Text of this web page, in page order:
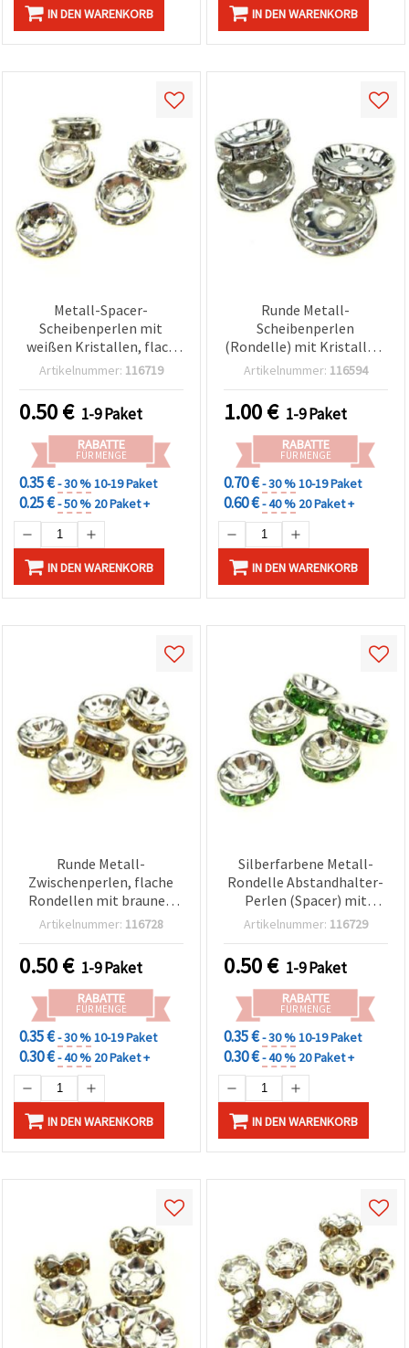
IN DEN WARENKORB IN DEN WARENKORB
Metall-Spacer-
Scheibenperlen mit
weißen Kristallen, flach
rund 5x2 mm, Loch 1 mm,
Zwischenperlen/Abstandhalter
für Schmuckherstellung
und Bastelbedarf
Artikelnummer: 116719
0.50€ 1-9 Paket
RABATTE
FÜR MENGE
0.35 €- 30 %10-19 Paket
0.25 €- 50 % 20 Paket +
IN DEN WARENKORB
Runde Metall-
Scheibenperlen
(Rondelle) mit Kristallen,
silberfarben, 12 mm - 10
Artikelnummer: 116594
1.00€ 1-9 Paket
RABATTE
FÜR MENGE
0.70 €- 30 %10-19 Paket
0.60 €- 40 % 20 Paket +
IN DEN WARENKORB
Runde Metall-
Zwischenperlen, flache
Rondellen mit braunen
Kristallen, Farbe Weiß, 8 x
(Qualität A) – 10 Stück
Artikelnummer: 116728
0.50€ 1-9 Paket
RABATTE
FÜR MENGE
0.35 €- 30 %10-19 Paket
0.30 €- 40 % 20 Paket +
IN DEN WARENKORB
Silberfarbene Metall-
Rondelle Abstandhalter-
Perlen (Spacer) mit
grünen Strasssteinen, 8 x
Qualität A, 10er-Pack
Artikelnummer: 116729
0.50€ 1-9 Paket
RABATTE
FÜR MENGE
0.35 €- 30 %10-19 Paket
0.30 €- 40 % 20 Paket +
IN DEN WARENKORB